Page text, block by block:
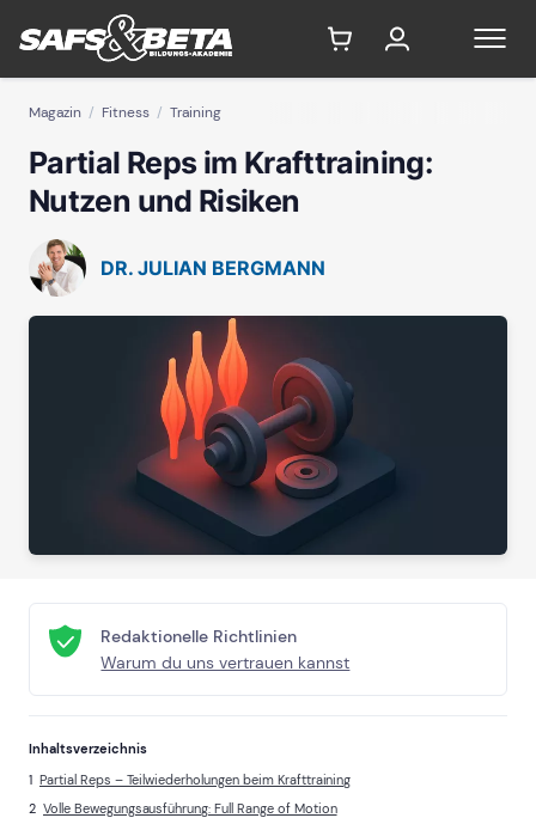
Magazin Fitness Training
Partial Reps im Krafttraining:
Nutzen und Risiken
DR. JULIAN BERGMANN
Redaktionelle Richtlinien
Warum du uns vertrauen kannst
Inhaltsverzeichnis
Partial Reps – Teilwiederholungen beim Krafttraining
Volle Bewegungsausführung: Full Range of Motion